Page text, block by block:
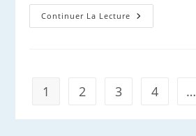
Continuer La Lecture UNOC
:
1 2 3 4 …